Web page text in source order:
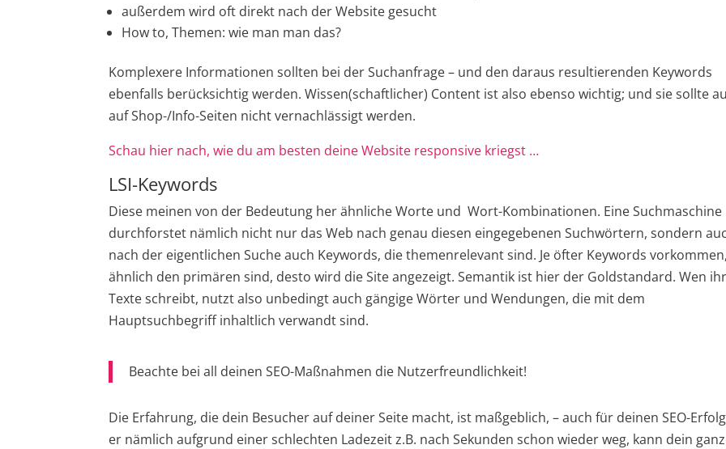
außerdem wird oft direkt nach der Website gesucht
How to, Themen: wie man man das?
Komplexere Informationen sollten bei der Suchanfrage – und den daraus resultierenden Keywords
ebenfalls berücksichtig werden. Wissen(schaftlicher) Content ist also ebenso wichtig; und sie sollte
auf Shop-/Info-Seiten nicht vernachlässigt werden.
Schau hier nach, wie du am besten deine Website responsive kriegst …
LSI-Keywords
Diese meinen von der Bedeutung her ähnliche Worte und Wort-Kombinationen. Eine Suchmaschine
durchforstet nämlich nicht nur das Web nach genau diesen eingegebenen Suchwörtern, sondern
nach der eigentlichen Suche auch Keywords, die themenrelevant sind. Je öfter Keywords
ähnlich den primären sind, desto wird die Site angezeigt. Semantik ist hier der Goldstandard. Wen
Texte schreibt, nutzt also unbedingt auch gängige Wörter und Wendungen, die mit dem
Hauptsuchbegriff inhaltlich verwandt sind.
Beachte bei all deinen SEO-Maßnahmen die Nutzerfreundlichkeit!
Die Erfahrung, die dein Besucher auf deiner Seite macht, ist maßgeblich, – auch für deinen SEO-
er nämlich aufgrund einer schlechten Ladezeit z.B. nach Sekunden schon wieder weg, kann dein